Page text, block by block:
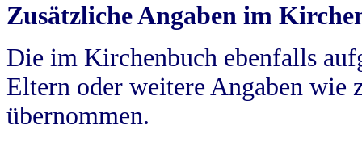
Zusätzliche Angaben im
Die im Kirchenbuch ebenfalls
Eltern oder weitere Angaben wie
übernommen.